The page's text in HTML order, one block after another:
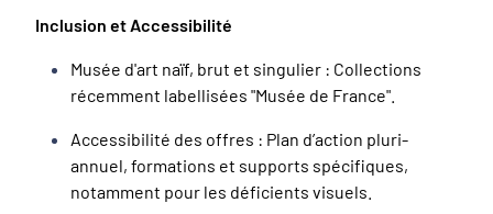
Inclusion et Accessibilité
Musée d'art naïf, brut et singulier : Collections
récemment labellisées "Musée de France".
Accessibilité des offres : Plan d’action pluri-
annuel, formations et supports spécifiques,
notamment pour les déficients visuels.